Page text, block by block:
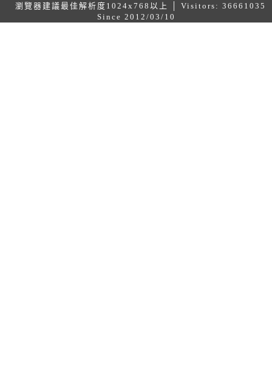
瀏覽器建議最佳解析度1024x768以上 │ Visitors: 36661035
Since 2012/03/10